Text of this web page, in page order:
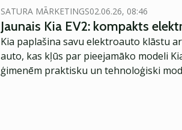
SATURA MĀRKETINGS02.06.26, 08:46
Jaunais Kia EV2: kompakts
Kia paplašina savu elektroauto klāstu
auto, kas kļūs par pieejamāko modeli
ģimenēm praktisku un tehnoloģiski